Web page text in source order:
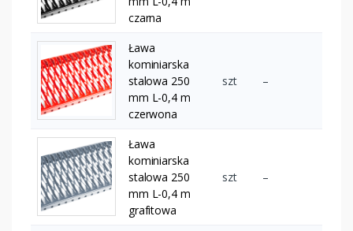
czarna
Ława
kominiarska
stalowa 250
mm L-0,4 m
czerwona
szt –
Ława
kominiarska
stalowa 250
mm L-0,4 m
grafitowa
szt –